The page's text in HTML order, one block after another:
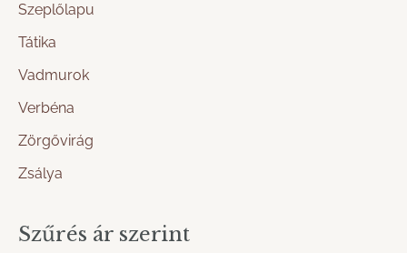
Szeplőlapu
Tátika
Vadmurok
Verbéna
Zörgővirág
Zsálya
Szűrés ár szerint